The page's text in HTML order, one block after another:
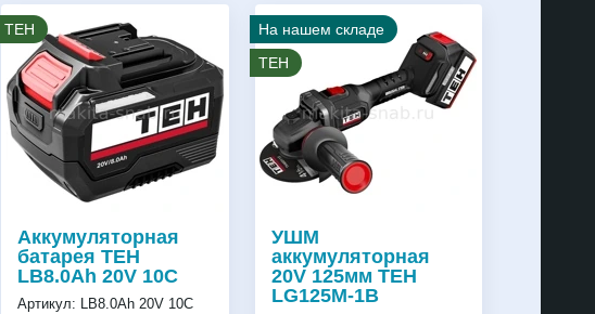
TEH
Аккумуляторная
батарея TEH
LB8.0Ah 20V 10C
Артикул: LB8.0Ah 20V 10C
На нашем складе
TEH
УШМ
аккумуляторная
20V 125мм TEH
LG125M-1B